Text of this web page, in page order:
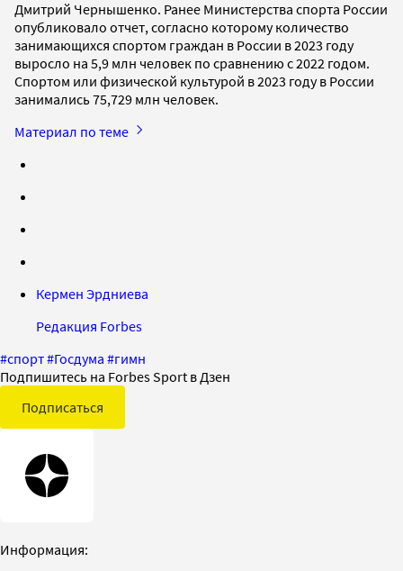
Дмитрий Чернышенко. Ранее Министерства спорта России
опубликовало отчет, согласно которому количество
занимающихся спортом граждан в России в 2023 году
выросло на 5,9 млн человек по сравнению с 2022 годом.
Спортом или физической культурой в 2023 году в России
занимались 75,729 млн человек.
Материал по теме
Кермен Эрдниева
Редакция Forbes
#спорт#Госдума #гимн
Подпишитесь на Forbes Sport в Дзен
Подписаться
Информация: